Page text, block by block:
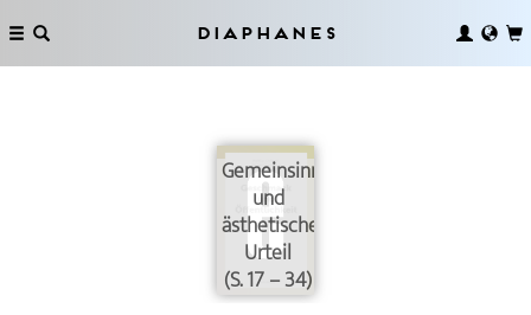
Diaphanes
Gemeinsinn
und
ästhetisches
Urteil
(S. 17 – 34)